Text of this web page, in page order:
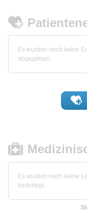
Es wurden noch keine
abgegeben.
Es wurden noch keine
hinterlegt.